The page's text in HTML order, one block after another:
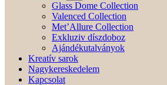
Glass Dome Collection
Valenced Collection
Met’Allure Collection
Exkluziv díszdoboz
Ajándékutalványok
Kreatív sarok
Nagykereskedelem
Kapcsolat